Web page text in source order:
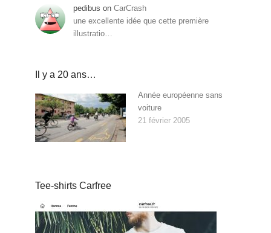
pedibus on CarCrash
une excellente idée que cette première
illustratio…
Il y a 20 ans…
Année européenne sans
voiture
21 février 2005
Tee-shirts Carfree